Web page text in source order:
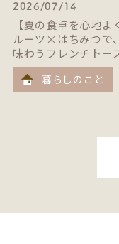
2026/07/14
【夏の食卓を心地よ
ルーツ×はちみつで
味わうフレンチトー
暮らしのこと